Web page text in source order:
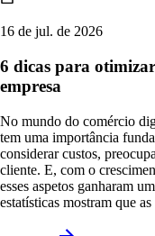
16 de jul. de 2026
6 dicas para
empresa
No mundo do comércio
tem uma importância
considerar custos,
cliente. E, com o
esses aspetos ganharam
estatísticas mostram que